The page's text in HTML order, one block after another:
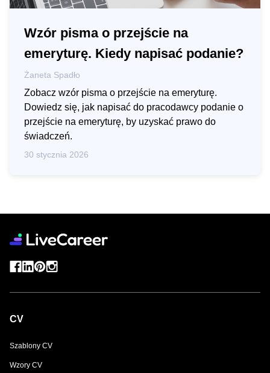
Wzór pisma o przejście na
emeryturę. Kiedy napisać podanie?
Żaneta Spadło
Zobacz wzór pisma o przejście na emeryturę.
Dowiedz się, jak napisać do pracodawcy podanie o
przejście na emeryturę, by uzyskać prawo do
świadczeń.
30 stycznia 2026
CV
Szablony CV
Wzory CV